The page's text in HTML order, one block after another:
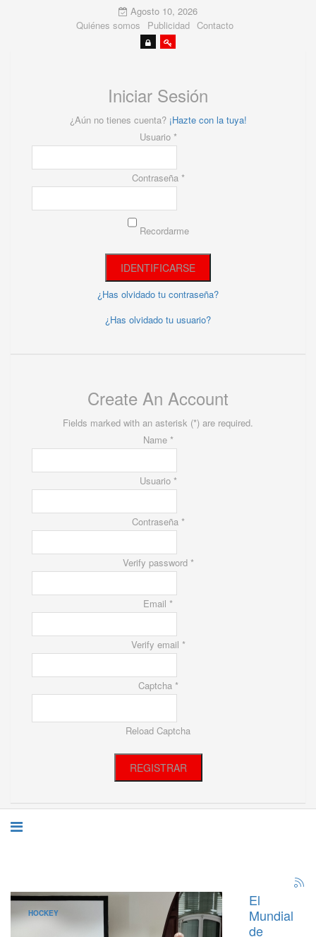
Agosto 10, 2026
Quiénes somos
Publicidad Contacto
Iniciar Sesión
¿Aún no tienes cuenta? ¡Hazte con la tuya!
Usuario *
Contraseña *
Recordarme
¿Has olvidado tu contraseña?
¿Has olvidado tu usuario?
Create An Account
Fields marked with an asterisk (*) are required.
Name *
Usuario *
Contraseña *
Verify password *
Email *
Verify email *
Captcha *
Reload Captcha
REGISTRAR
HOCKEY
El
Mundial
de